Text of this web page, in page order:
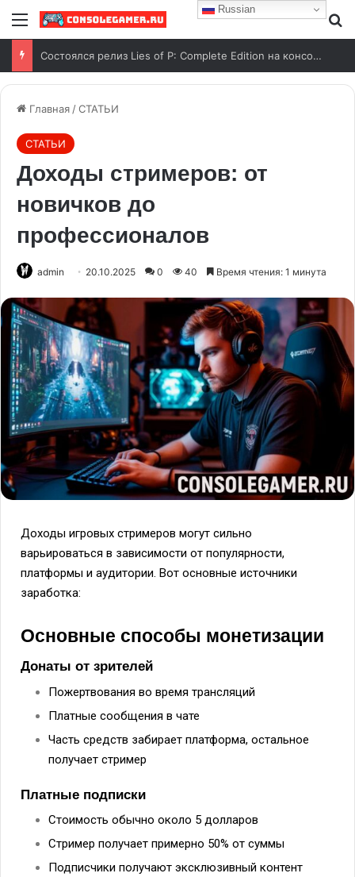
Состоялся релиз Lies of P: Complete Edition на консоли Nintendo Switch 2
Главная /СТАТЬИ
СТАТЬИ
Доходы стримеров: от
новичков до
профессионалов
admin 20.10.2025 0 40 Время чтения: 1 минута
Доходы игровых стримеров могут сильно
варьироваться в зависимости от популярности,
платформы и аудитории. Вот основные источники
заработка:
Основные способы монетизации
Донаты от зрителей
Пожертвования во время трансляций
Платные сообщения в чате
Часть средств забирает платформа, остальное
получает стример
Платные подписки
Стоимость обычно около 5 долларов
Стример получает примерно 50% от суммы
Подписчики получают эксклюзивный контент
Russian